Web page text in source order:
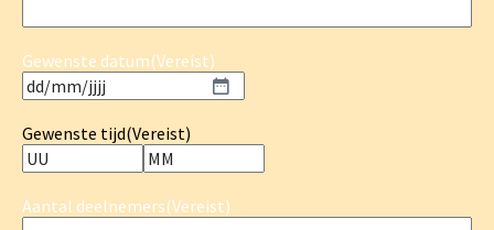
Gewenste datum(Vereist)
Gewenste tijd(Vereist)
Aantal deelnemers(Vereist)